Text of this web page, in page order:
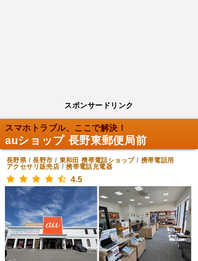
スポンサードリンク
スマホトラブル、ここで解決！
auショップ 長野東郵便局前
長野県/長野市 / 東和田 携帯電話ショップ/ 携帯電話用
アクセサリ販売店 /携帯電話充電器
4.5